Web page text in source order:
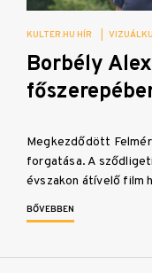
KULTER.HU HÍR
Borbély
Megkezdődött
forgatása. A
évszakon átívelő film
BŐVEBBEN